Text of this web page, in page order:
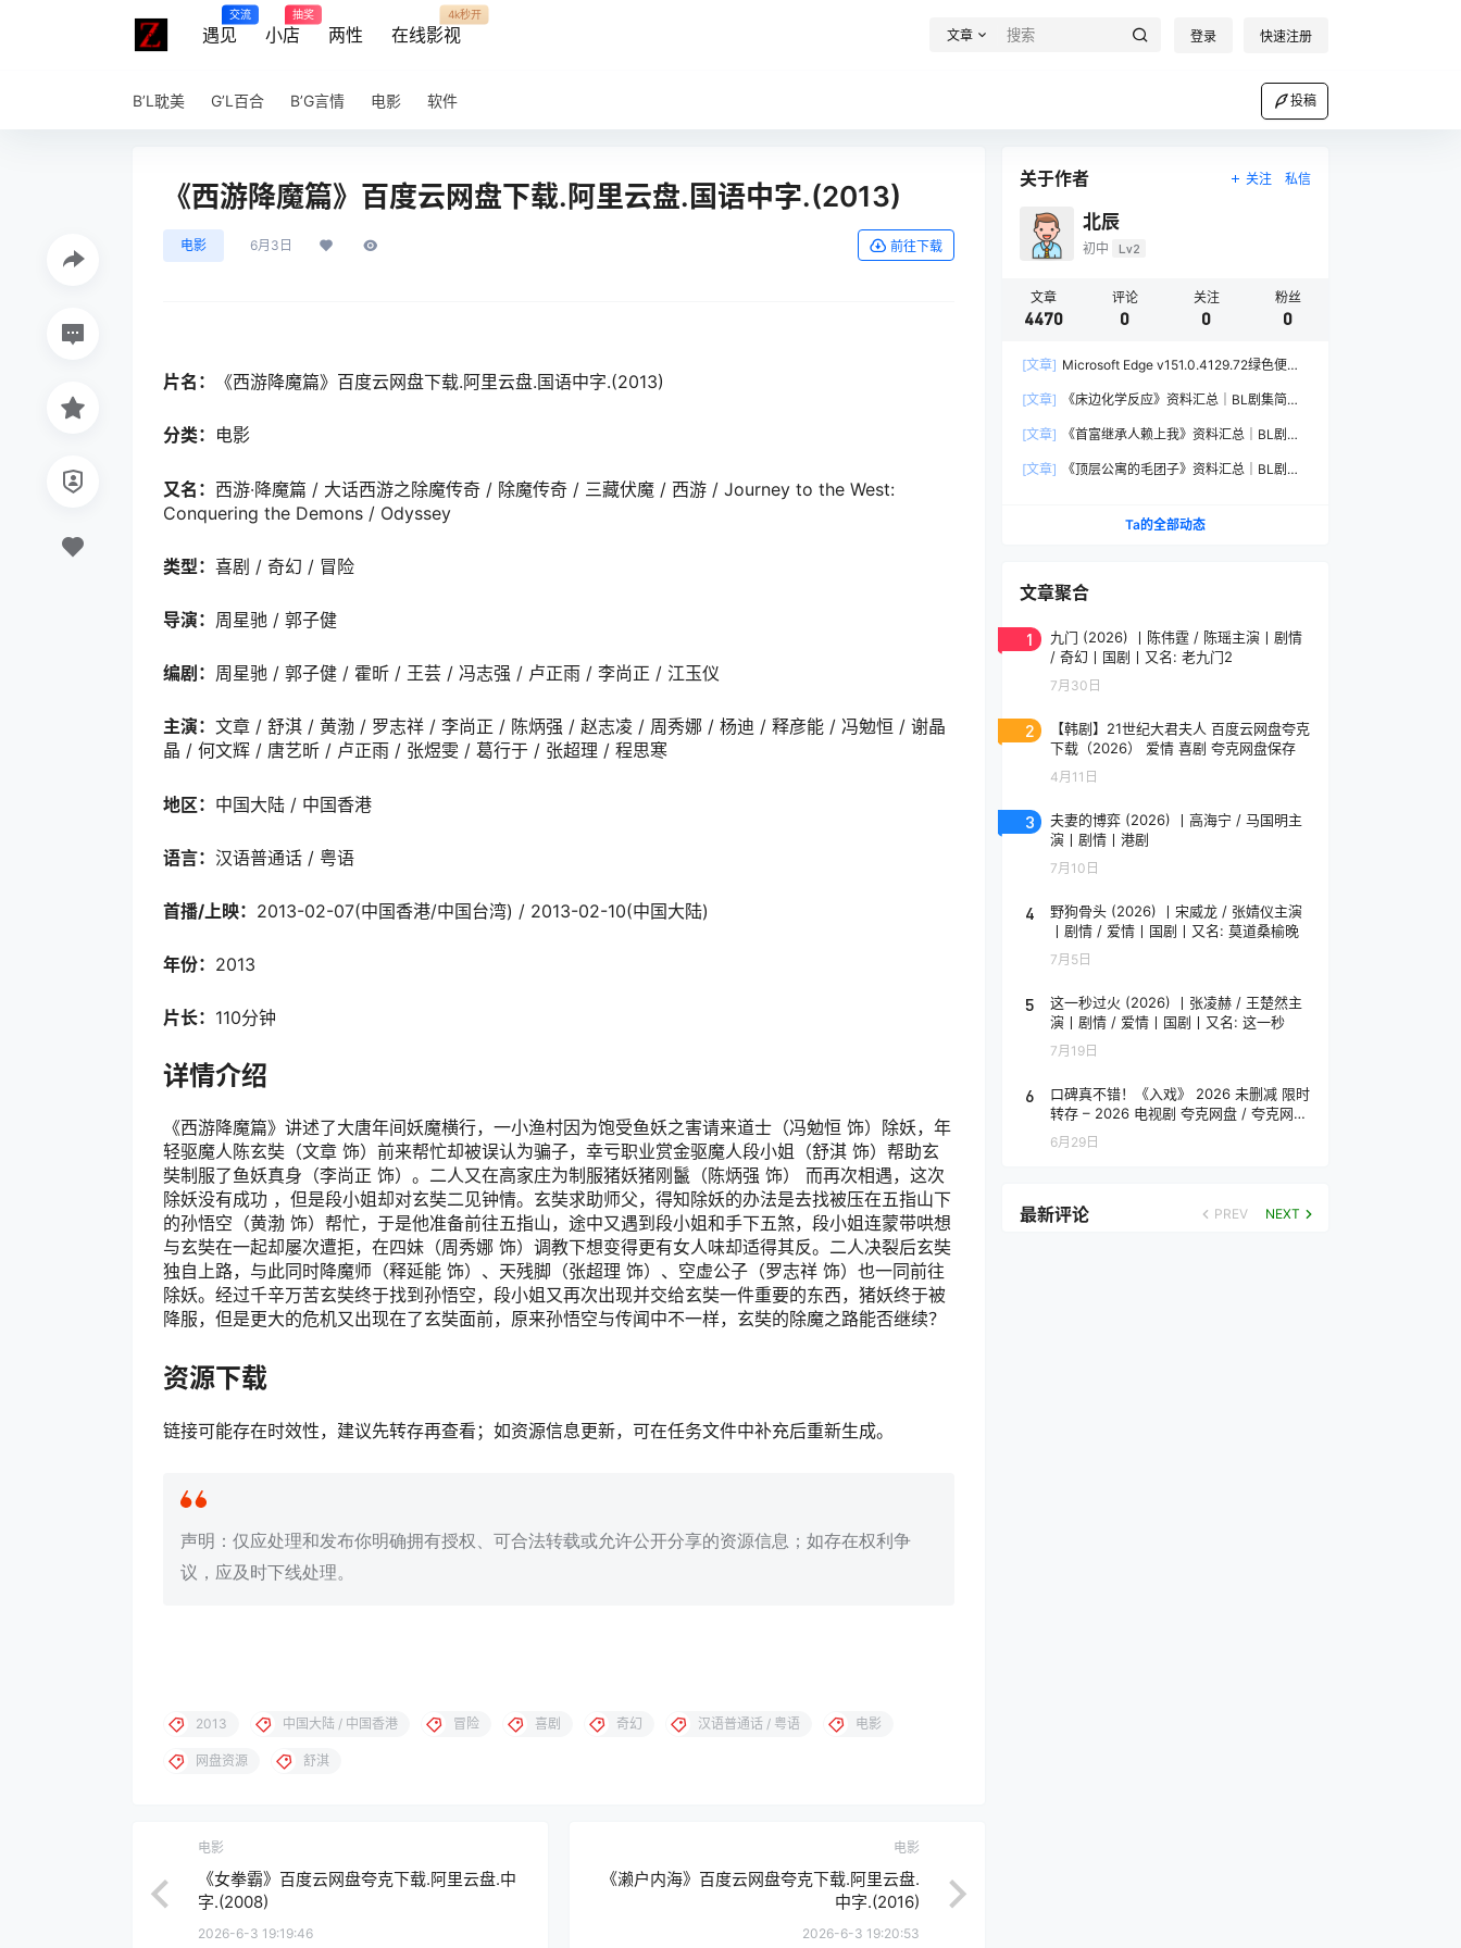
遇见
交流
小店
抽奖
两性 在线影视
4k秒开
文章 登录 快速注册
B’L耽美 G’L百合 B’G言情 电影 软件 投稿
《西游降魔篇》百度云网盘下载.阿里云盘.国语中字.(2013)
电影 6月3日 前往下载
片名： 《西游降魔篇》百度云网盘下载.阿里云盘.国语中字.(2013)
分类： 电影
又名： 西游·降魔篇 / 大话西游之除魔传奇 / 除魔传奇 / 三藏伏魔 / 西游 / Journey to the West:
Conquering the Demons / Odyssey
类型： 喜剧 / 奇幻 / 冒险
导演： 周星驰 / 郭子健
编剧： 周星驰 / 郭子健 / 霍昕 / 王芸 / 冯志强 / 卢正雨 / 李尚正 / 江玉仪
主演： 文章 / 舒淇 / 黄渤 / 罗志祥 / 李尚正 / 陈炳强 / 赵志凌 / 周秀娜 / 杨迪 / 释彦能 / 冯勉恒 / 谢晶
晶 / 何文辉 / 唐艺昕 / 卢正雨 / 张煜雯 / 葛行于 / 张超理 / 程思寒
地区： 中国大陆 / 中国香港
语言： 汉语普通话 / 粤语
首播/上映： 2013-02-07(中国香港/中国台湾) / 2013-02-10(中国大陆)
年份： 2013
片长： 110分钟
详情介绍
《西游降魔篇》讲述了大唐年间妖魔横行，一小渔村因为饱受鱼妖之害请来道士（冯勉恒 饰）除妖，年
轻驱魔人陈玄奘（文章 饰）前来帮忙却被误认为骗子，幸亏职业赏金驱魔人段小姐（舒淇 饰）帮助玄
奘制服了鱼妖真身（李尚正 饰）。二人又在高家庄为制服猪妖猪刚鬣（陈炳强 饰） 而再次相遇，这次
除妖没有成功 ，但是段小姐却对玄奘二见钟情。玄奘求助师父，得知除妖的办法是去找被压在五指山下
的孙悟空（黄渤 饰）帮忙，于是他准备前往五指山，途中又遇到段小姐和手下五煞，段小姐连蒙带哄想
与玄奘在一起却屡次遭拒，在四妹（周秀娜 饰）调教下想变得更有女人味却适得其反。二人决裂后玄奘
独自上路，与此同时降魔师（释延能 饰）、天残脚（张超理 饰）、空虚公子（罗志祥 饰）也一同前往
除妖。经过千辛万苦玄奘终于找到孙悟空，段小姐又再次出现并交给玄奘一件重要的东西，猪妖终于被
降服，但是更大的危机又出现在了玄奘面前，原来孙悟空与传闻中不一样，玄奘的除魔之路能否继续？
资源下载
链接可能存在时效性，建议先转存再查看；如资源信息更新，可在任务文件中补充后重新生成。
声明：仅应处理和发布你明确拥有授权、可合法转载或允许公开分享的资源信息；如存在权利争
议，应及时下线处理。
2013 中国大陆 / 中国香港 冒险 喜剧 奇幻 汉语普通话 / 粤语 电影
网盘资源 舒淇
电影
《女拳霸》百度云网盘夸克下载.阿里云盘.中
字.(2008)
2026-6-3 19:19:46
电影
《濑户内海》百度云网盘夸克下载.阿里云盘.
中字.(2016)
2026-6-3 19:20:53
关于作者 关注 私信
北辰
初中 Lv2
文章
4470
评论
0
关注
0
粉丝
0
[文章] Microsoft Edge v151.0.4129.72绿色便携
[文章]
《床边化学反应》资料汇总｜BL剧集简介
[文章]
《首富继承人赖上我》资料汇总｜BL剧集
[文章]
《顶层公寓的毛团子》资料汇总｜BL剧集
Ta的全部动态
文章聚合
1
九门 (2026) 丨陈伟霆 / 陈瑶主演丨剧情
/ 奇幻丨国剧丨又名: 老九门2
7月30日
2
【韩剧】21世纪大君夫人 百度云网盘夸克
下载（2026） 爱情 喜剧 夸克网盘保存
4月11日
3
夫妻的博弈 (2026) 丨高海宁 / 马国明主
演丨剧情丨港剧
7月10日
4
野狗骨头 (2026) 丨宋威龙 / 张婧仪主演
丨剧情 / 爱情丨国剧丨又名: 莫道桑榆晚
7月5日
5
这一秒过火 (2026) 丨张凌赫 / 王楚然主
演丨剧情 / 爱情丨国剧丨又名: 这一秒
7月19日
6
口碑真不错！《入戏》 2026 未删减 限时
转存 – 2026 电视剧 夸克网盘 / 夸克网盘
高清转存
6月29日
最新评论 PREV NEXT